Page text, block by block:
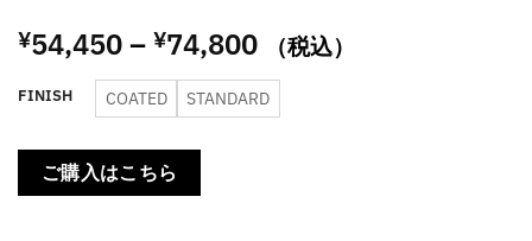
¥54,450– ¥74,800価
格
帯:
¥54,450
（税込）
FINISH COATED STANDARD
ご購入はこちら